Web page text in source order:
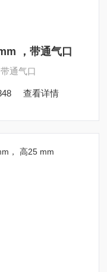
，带通气口
通气口
查看详情